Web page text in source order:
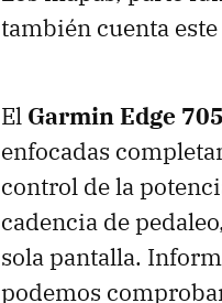
también cuenta este
El Garmin Edge 705
enfocadas
control de la
cadencia de
sola pantalla.
podemos